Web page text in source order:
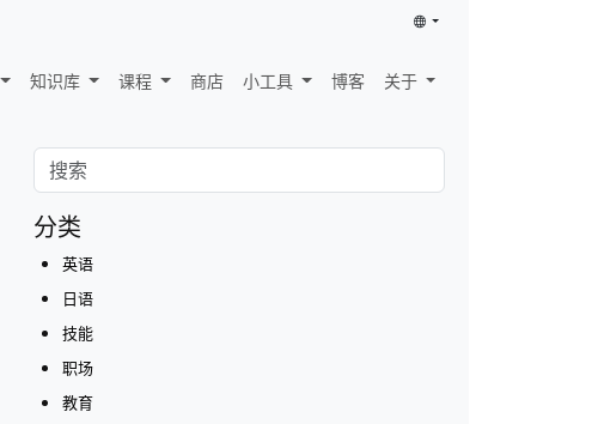
知识库 课程 商店 小工具 博客 关于
分类
英语
日语
技能
职场
教育